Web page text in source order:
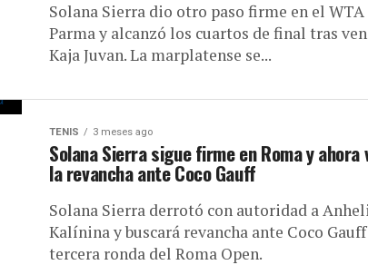
Solana Sierra dio otro paso firme en el WTA
Parma y alcanzó los cuartos de final tras
Kaja Juvan. La marplatense se...
TENIS 3 meses ago
Solana Sierra sigue firme en Roma y ahora
la revancha ante Coco Gauff
Solana Sierra derrotó con autoridad a
Kalínina y buscará revancha ante Coco
tercera ronda del Roma Open.